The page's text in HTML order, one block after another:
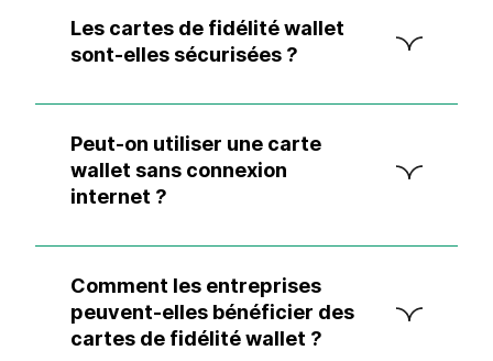
Les cartes de fidélité wallet
sont-elles sécurisées ?
Peut-on utiliser une carte
wallet sans connexion
internet ?
Comment les entreprises
peuvent-elles bénéficier des
cartes de fidélité wallet ?